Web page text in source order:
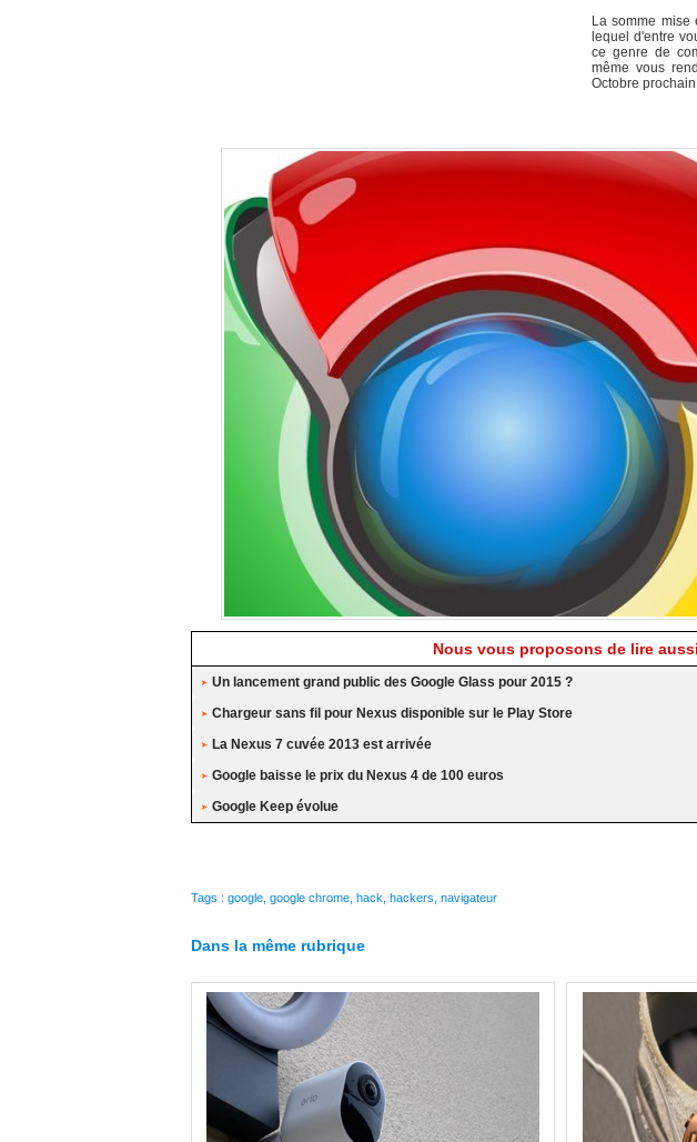
La somme
lequel d'entre
ce genre de
même vous
Octobre
Nous vous proposons de lire aussi
Un lancement grand public des Google Glass pour 2015 ?
Chargeur sans fil pour Nexus disponible sur le Play Store
La Nexus 7 cuvée 2013 est arrivée
Google baisse le prix du Nexus 4 de 100 euros
Google Keep évolue
Tags : google google chrome hack hackers navigateur
Dans la même rubrique